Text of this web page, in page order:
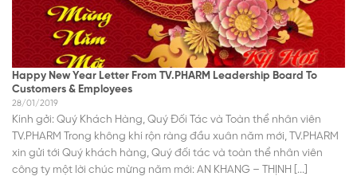
Happy New Year Letter From TV.PHARM Leadership Board To
Customers & Employees
28/01/2019
Kính gởi: Quý Khách Hàng, Quý Đối Tác và Toàn thể nhân viên
TV.PHARM Trong không khí rộn ràng đầu xuân năm mới, TV.PHARM
xin gửi tới Quý khách hàng, Quý đối tác và toàn thể nhân viên
công ty một lời chúc mừng năm mới: AN KHANG – THỊNH [...]